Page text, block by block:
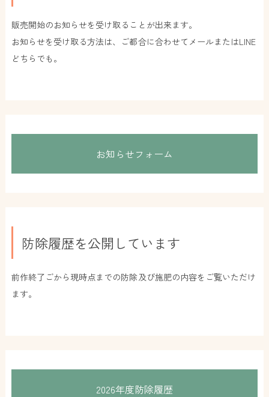
販売開始のお知らせを受け取ることが出来ます。
お知らせを受け取る方法は、ご都合に合わせてメールまたはLINE
どちらでも。
お知らせフォーム
防除履歴を公開しています
前作終了ごから現時点までの防除及び施肥の内容をご覧いただけ
ます。
2026年度防除履歴